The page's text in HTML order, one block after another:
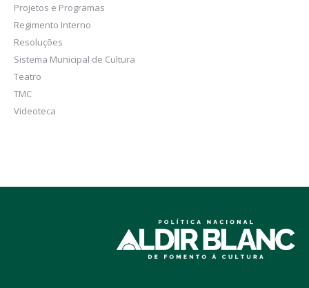
Projetos e Programas
Regimento Interno
Resoluções
Sistema Municipal de Cultura
Teatro
TMC
Videoteca